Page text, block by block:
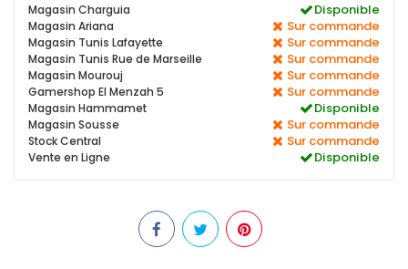
Magasin Charguia Disponible
Magasin Ariana Sur commande
Magasin Tunis Lafayette Sur commande
Magasin Tunis Rue de Marseille Sur commande
Magasin Mourouj Sur commande
Gamershop El Menzah 5 Sur commande
Magasin Hammamet Disponible
Magasin Sousse Sur commande
Stock Central Sur commande
Vente en Ligne Disponible